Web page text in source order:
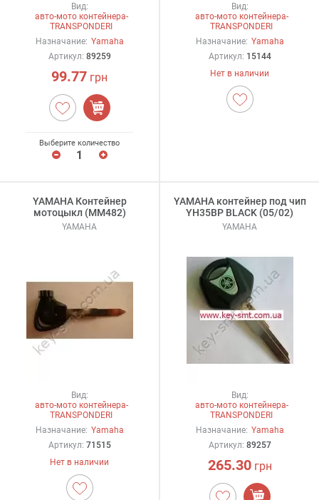
Вид:
авто-мото контейнера-
TRANSPONDERI
Назначание: Yamaha
Артикул: 89259
99.77 грн
Выберите количество
Вид:
авто-мото контейнера-
TRANSPONDERI
Назначание: Yamaha
Артикул: 15144
Нет в наличии
YAMAHA Контейнер
мотоцыкл (MM482)
YAMAHA
Вид:
авто-мото контейнера-
TRANSPONDERI
Назначание: Yamaha
Артикул: 71515
Нет в наличии
YAMAHA контейнер под чип
YH35BP BLACK (05/02)
YAMAHA
Вид:
авто-мото контейнера-
TRANSPONDERI
Назначание: Yamaha
Артикул: 89257
265.30грн